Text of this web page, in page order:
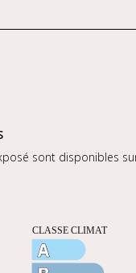
sont disponibles